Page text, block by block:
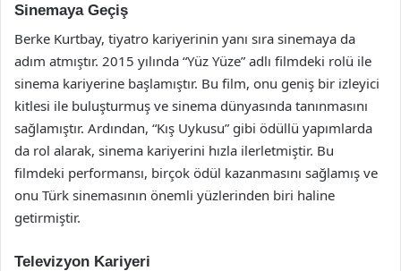
Sinemaya Geçiş
Berke Kurtbay, tiyatro kariyerinin yanı sıra sinemaya da
adım atmıştır. 2015 yılında “Yüz Yüze” adlı filmdeki rolü ile
sinema kariyerine başlamıştır. Bu film, onu geniş bir izleyici
kitlesi ile buluşturmuş ve sinema dünyasında tanınmasını
sağlamıştır. Ardından, “Kış Uykusu” gibi ödüllü yapımlarda
da rol alarak, sinema kariyerini hızla ilerletmiştir. Bu
filmdeki performansı, birçok ödül kazanmasını sağlamış ve
onu Türk sinemasının önemli yüzlerinden biri haline
getirmiştir.
Televizyon Kariyeri